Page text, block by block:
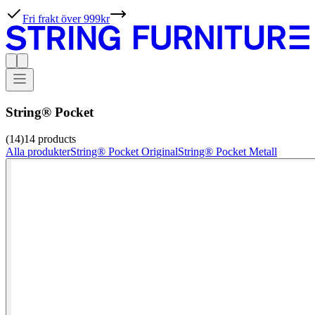
Fri frakt över 999kr
String® Pocket
(14)14 products
Alla produkterString® Pocket OriginalString® Pocket Metall